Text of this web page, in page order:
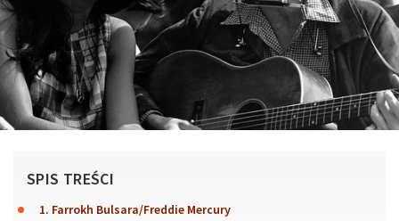
SPIS TREŚCI
1. Farrokh Bulsara/Freddie Mercury